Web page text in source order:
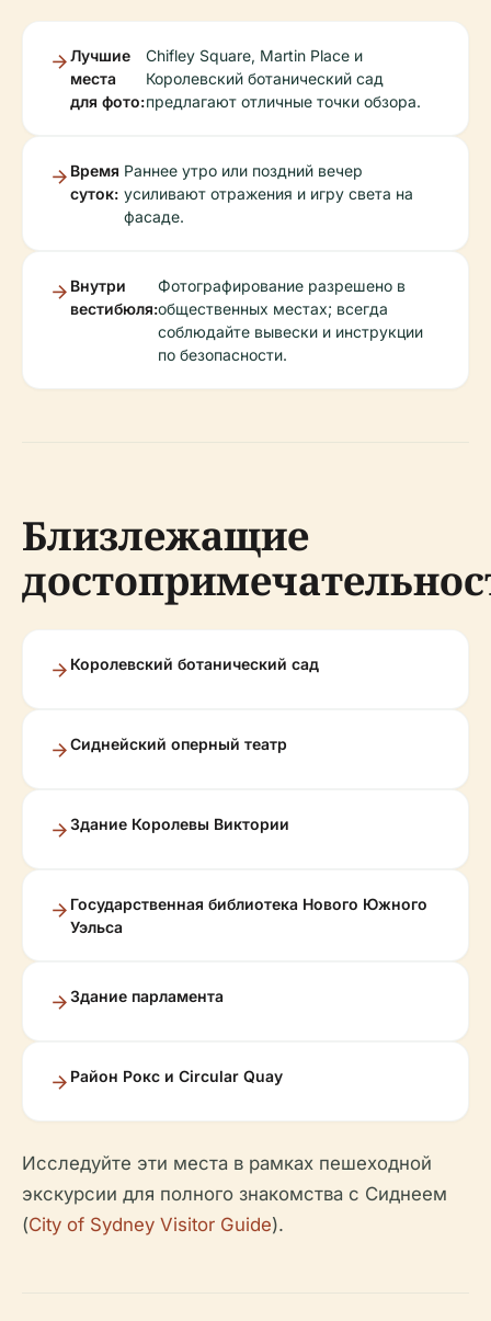
Лучшие
места
для фото:
Chifley Square, Martin Place и
Королевский ботанический сад
предлагают отличные точки обзора.
Время
суток:
Раннее утро или поздний вечер
усиливают отражения и игру света на
фасаде.
Внутри
вестибюля:
Фотографирование разрешено в
общественных местах; всегда
соблюдайте вывески и инструкции
по безопасности.
Близлежащие
Королевский ботанический сад
Сиднейский оперный театр
Здание Королевы Виктории
Государственная библиотека Нового Южного
Уэльса
Здание парламента
Район Рокс и Circular Quay
Исследуйте эти места в рамках пешеходной
экскурсии для полного знакомства с Сиднеем
(City of Sydney Visitor Guide).